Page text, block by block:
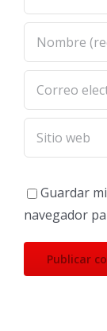
Guardar
navegador